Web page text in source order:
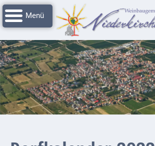
Navigation
überspringen
Startseite
Grussworte
Rathaus
Unser
Niederkirchen
Impressionen